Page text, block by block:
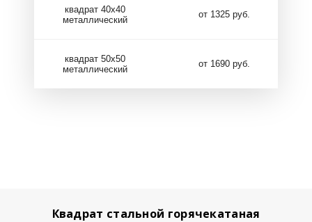
квадрат 40х40
металлический
от 1325 руб.
квадрат 50х50
металлический
от 1690 руб.
Квадрат стальной горячекатаная